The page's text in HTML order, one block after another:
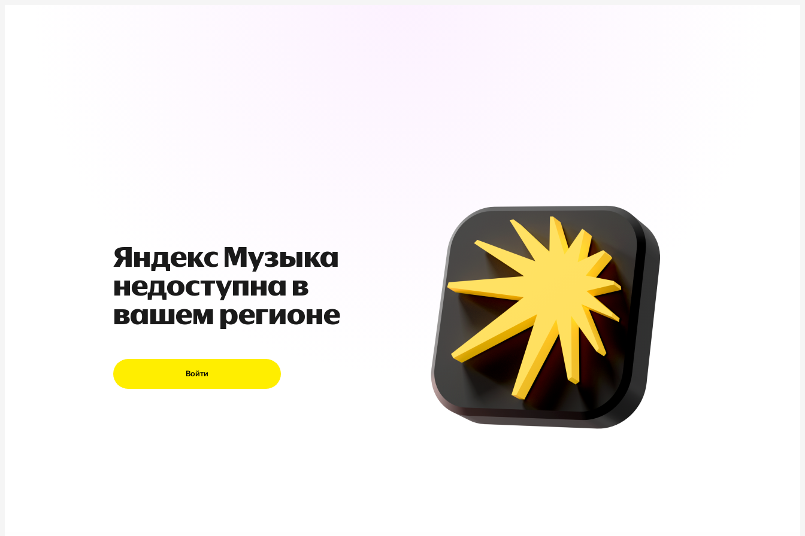
Яндекс Музыка
недоступна в
вашем регионе
Войти